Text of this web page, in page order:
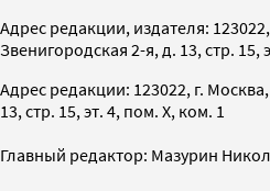
Адрес редакции, издателя:
Звенигородская 2-я, д. 13, стр. 15,
Адрес редакции: 123022, г.
13, стр. 15, эт. 4, пом. X, ком. 1
Главный редактор: Мазурин